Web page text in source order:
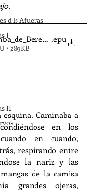
d ls Afueras
I
II
.epu
• 289KB
Caminaba a
en los
en cuando,
respirando entre
la nariz y las
de la camisa
grandes ojeras,